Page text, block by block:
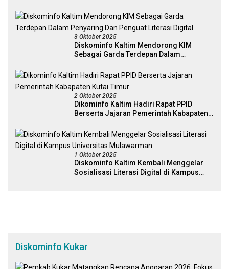
3 Oktober 2025
Diskominfo Kaltim Mendorong KIM
Sebagai Garda Terdepan Dalam
2 Oktober 2025
Dikominfo Kaltim Hadiri Rapat PPID
Berserta Jajaran Pemerintah Kabapaten
1 Oktober 2025
Diskominfo Kaltim Kembali Menggelar
Sosialisasi Literasi Digital di Kampus
Diskominfo Kukar